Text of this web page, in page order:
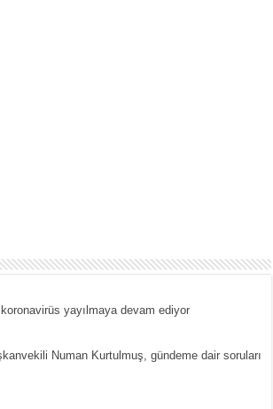
yayılmaya devam ediyor
Numan Kurtulmuş, gündeme dair soruları